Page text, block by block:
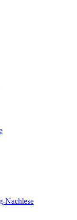
Nachlese